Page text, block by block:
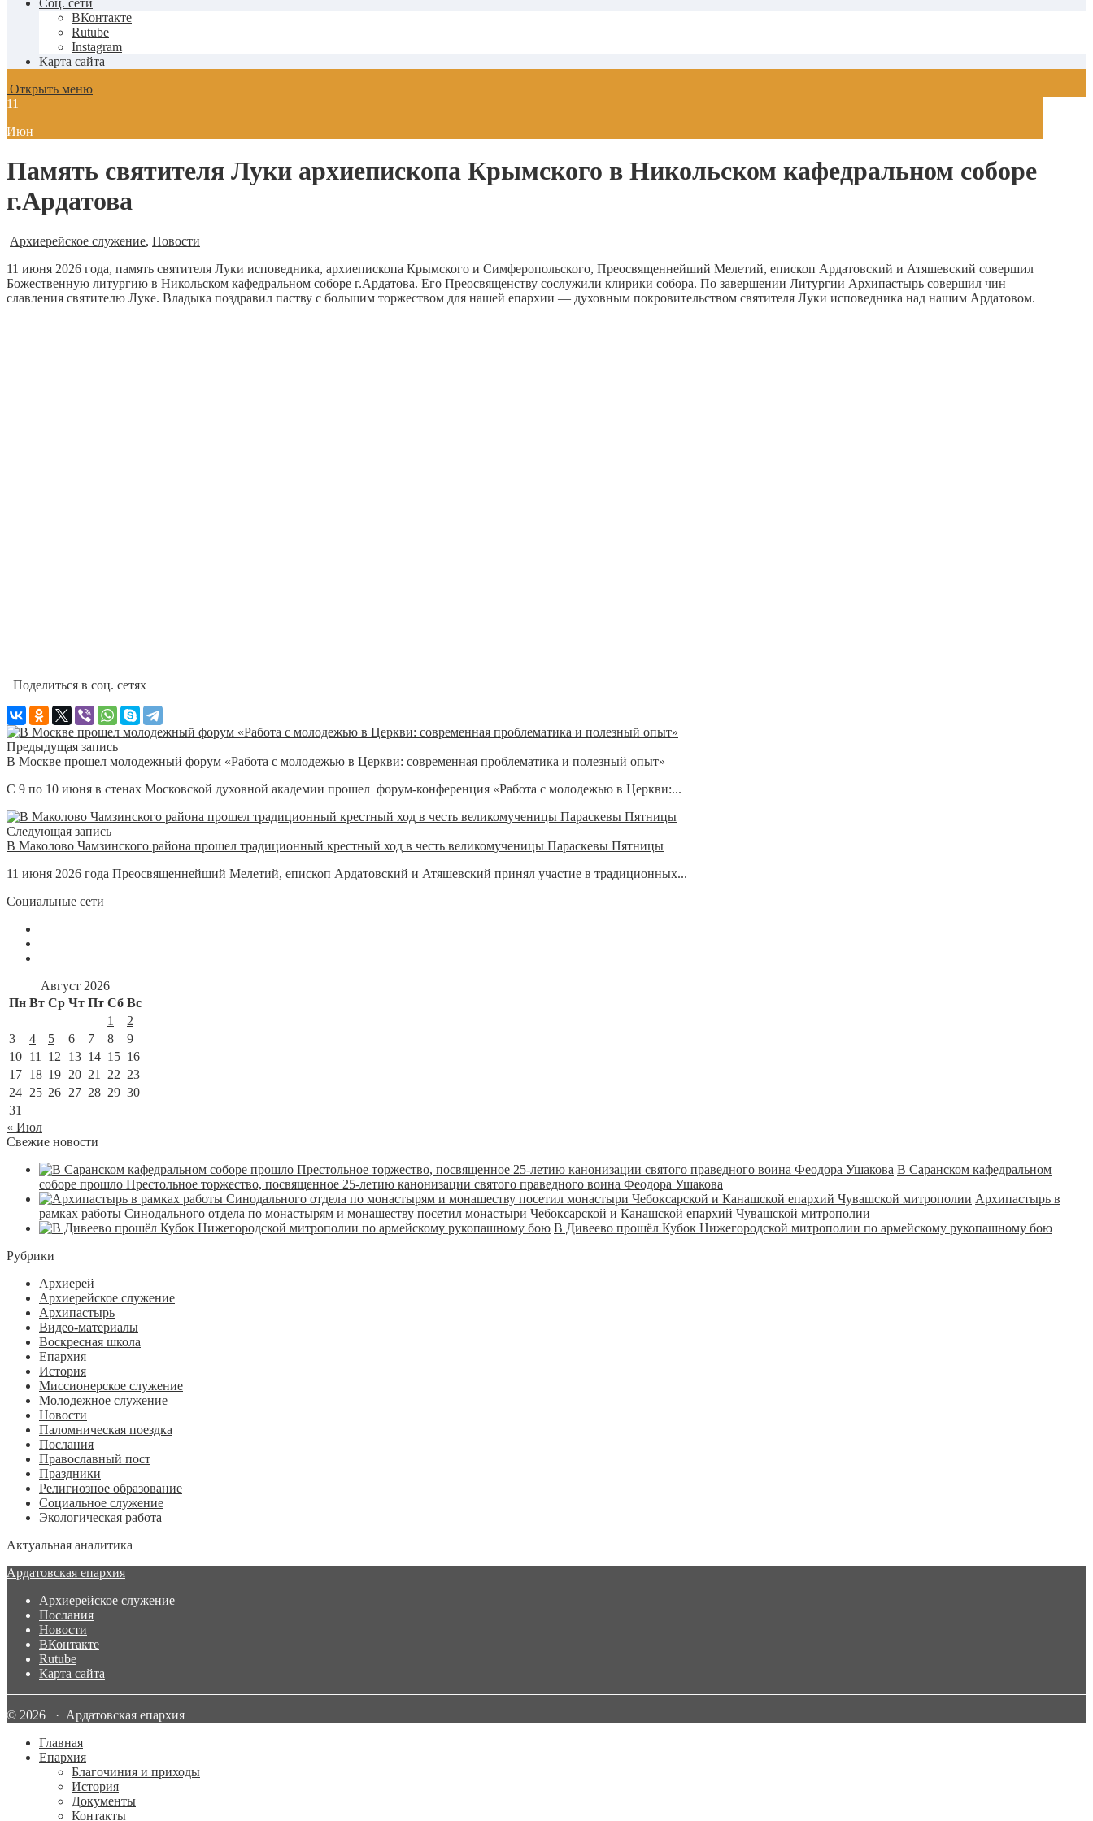
Соц. сети
ВКонтакте
Rutube
Instagram
Карта сайта
Открыть меню
11
Июн
Память святителя Луки архиепископа Крымского в Никольском кафедральном соборе
г.Ардатова
Архиерейское служение, Новости
11 июня 2026 года, память святителя Луки исповедника, архиепископа Крымского и Симферопольского, Преосвященнейший Мелетий, епископ Ардатовский и Атяшевский совершил
Божественную литургию в Никольском кафедральном соборе г.Ардатова. Его Преосвященству сослужили клирики собора. По завершении Литургии Архипастырь совершил чин
славления святителю Луке. Владыка поздравил паству с большим торжеством для нашей епархии — духовным покровительством святителя Луки исповедника над нашим Ардатовом.
Поделиться в соц. сетях
Предыдущая запись
В Москве прошел молодежный форум «Работа с молодежью в Церкви: современная проблематика и полезный опыт»
С 9 по 10 июня в стенах Московской духовной академии прошел форум-конференция «Работа с молодежью в Церкви:...
Следующая запись
В Маколово Чамзинского района прошел традиционный крестный ход в честь великомученицы Параскевы Пятницы
11 июня 2026 года Преосвященнейший Мелетий, епископ Ардатовский и Атяшевский принял участие в традиционных...
Социальные сети
Август 2026
Пн Вт Ср Чт Пт Сб Вс
1
2
3
4 5 6 7 8
9
10 11 12 13 14 15 16
17 18 19 20 21 22 23
24 25 26 27 28 29 30
31
« Июл
Свежие новости
В Саранском кафедральном
соборе прошло Престольное торжество, посвященное 25-летию канонизации святого праведного воина Феодора Ушакова
Архипастырь в
рамках работы Синодального отдела по монастырям и монашеству посетил монастыри Чебоксарской и Канашской епархий Чувашской митрополии
В Дивеево прошёл Кубок Нижегородской митрополии по армейскому рукопашному бою
Рубрики
Архиерей
Архиерейское служение
Архипастырь
Видео-материалы
Воскресная школа
Епархия
История
Миссионерское служение
Молодежное служение
Новости
Паломническая поездка
Послания
Православный пост
Праздники
Религиозное образование
Социальное служение
Экологическая работа
Актуальная аналитика
Ардатовская епархия
Архиерейское служение
Послания
Новости
ВКонтакте
Rutube
Карта сайта
© 2026 · Ардатовская епархия
Главная
Епархия
Благочиния и приходы
История
Документы
Контакты